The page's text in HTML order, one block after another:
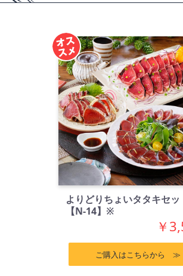
よりどりちょいタタキセッ
【N-14】※
￥
ご購入はこちらから ≫